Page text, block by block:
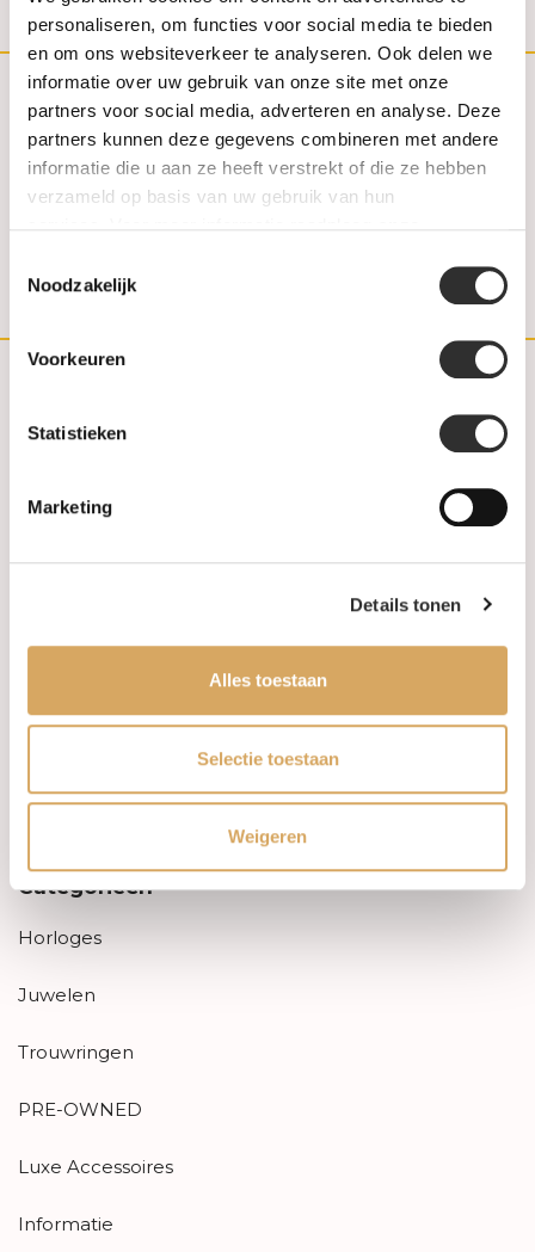
personaliseren, om functies voor social media te bieden
en om ons websiteverkeer te analyseren. Ook delen we
informatie over uw gebruik van onze site met onze
partners voor social media, adverteren en analyse. Deze
partners kunnen deze gegevens combineren met andere
informatie die u aan ze heeft verstrekt of die ze hebben
verzameld op basis van uw gebruik van hun
Noodzakelijk
Voorkeuren
Statistieken
Marketing
Details tonen
Alles toestaan
Selectie toestaan
Weigeren
(030) 692 22 92
030-6922292
Sitemap
Categorieën
Horloges
Juwelen
Trouwringen
PRE-OWNED
Luxe Accessoires
Informatie